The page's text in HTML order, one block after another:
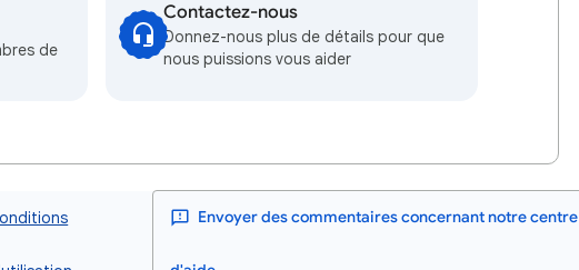
de
Contactez-nous
Donnez-nous plus de détails pour que
nous puissions vous aider
Envoyer des commentaires concernant notre centre